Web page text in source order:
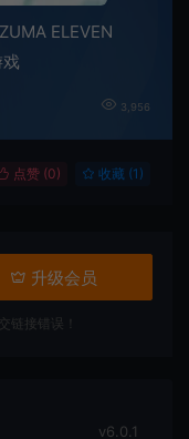
ELEVEN
3,956
点赞 (0) 收藏 (1)
升级会员
链接错误！
v6.0.1